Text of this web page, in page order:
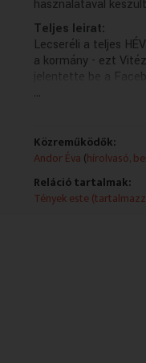
használatával
Teljes leirat:
Lecseréli a teljes
a kormány - ezt
jelentette be a
A közlekedési és
azt írta, hogy 42 új,
így a szentendrei, a
és a ráckevei HÉV-
A tervek szerint az
2029-re érkeznek
...
Közreműködők:
Andor Éva (hírolvasó,
Reláció tartalmak:
Tények este